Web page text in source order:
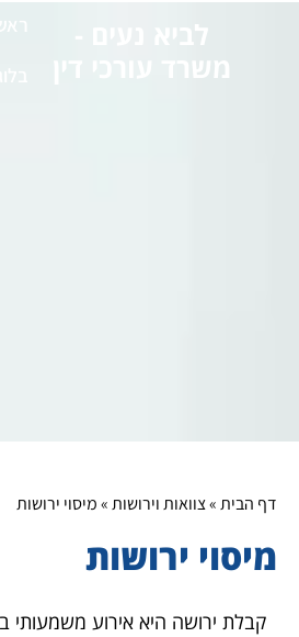
לביא נעים -
משרד עורכי דין
דף הבית»צוואות וירושות»מיסוי ירושות
מיסוי ירושות
קבלת ירושה היא אירוע משמעותי